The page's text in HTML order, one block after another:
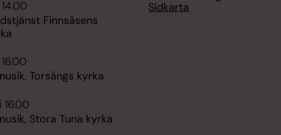
Finnsåsens
Torsångs kyrka
16.00
Stora Tuna kyrka
Sidkarta